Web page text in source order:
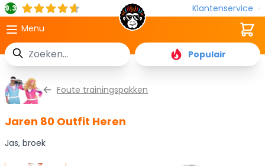
9.3
Klantenservice
Menu
Zoek
Populair
Cart
Foute trainingspakken
Jaren 80 Outfit Heren
Jas, broek